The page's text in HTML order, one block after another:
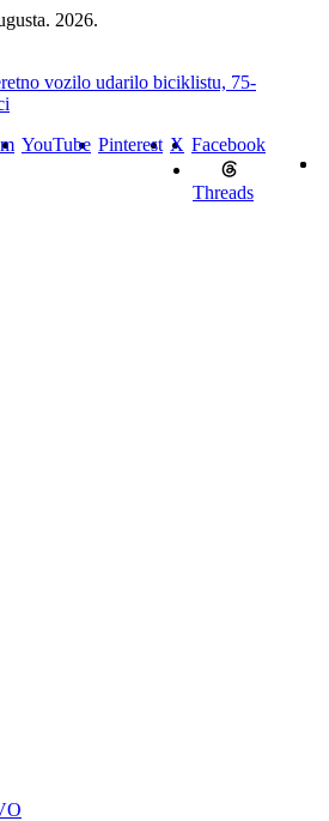
2026.
vozilo udarilo biciklistu, 75-
Facebook
X
Pinterest
YouTube
Threads